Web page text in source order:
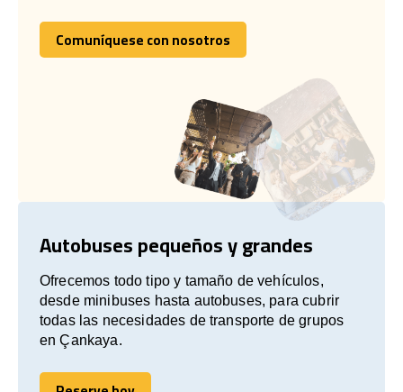
Comuníquese con nosotros
Comuníquese con nosotros
Autobuses pequeños y grandes
Ofrecemos todo tipo y tamaño de vehículos,
desde minibuses hasta autobuses, para cubrir
todas las necesidades de transporte de grupos
en Çankaya.